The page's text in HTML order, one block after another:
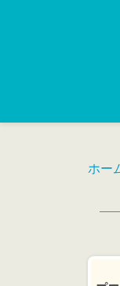
ホー